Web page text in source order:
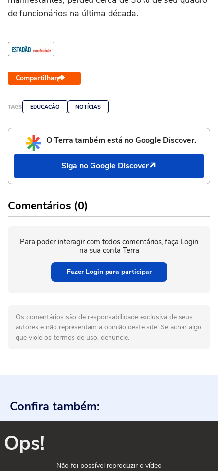
de funcionários na última década.
Compartilhar
TAGS EDUCAÇÃO NOTÍCIAS
O Terra também está no Google Discover.
Siga no Google Discover
Comentários (0)
Para poder interagir com todos comentários, faça Login
na sua conta Terra
Fazer Login para participar
Os comentários são de responsabilidade exclusiva de seus
autores e não representam a opinião deste site. Se achar algo
que viole os termos de uso, denuncie.
Confira também:
Ops!
Não foi possível reproduzir o vídeo